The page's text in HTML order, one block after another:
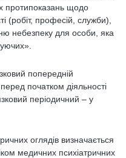
протипоказань щодо
(робіт, професій, служби),
небезпеку для особи, яка
попередній
початком діяльності
періодичний – у
оглядів визначається
медичних психіатричних